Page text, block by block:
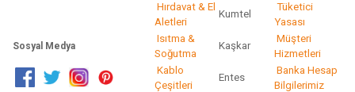
Hırdavat & El
Aletleri
Kumtel
Tüketici
Yasası
Sosyal Medya
Isıtma &
Soğutma
Kaşkar
Müşteri
Hizmetleri
Kablo
Çeşitleri
Entes
Banka Hesap
Bilgilerimiz